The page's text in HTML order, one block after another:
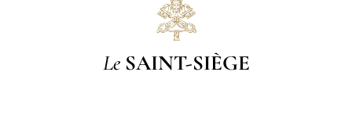
Le SAINT-SIÈGE